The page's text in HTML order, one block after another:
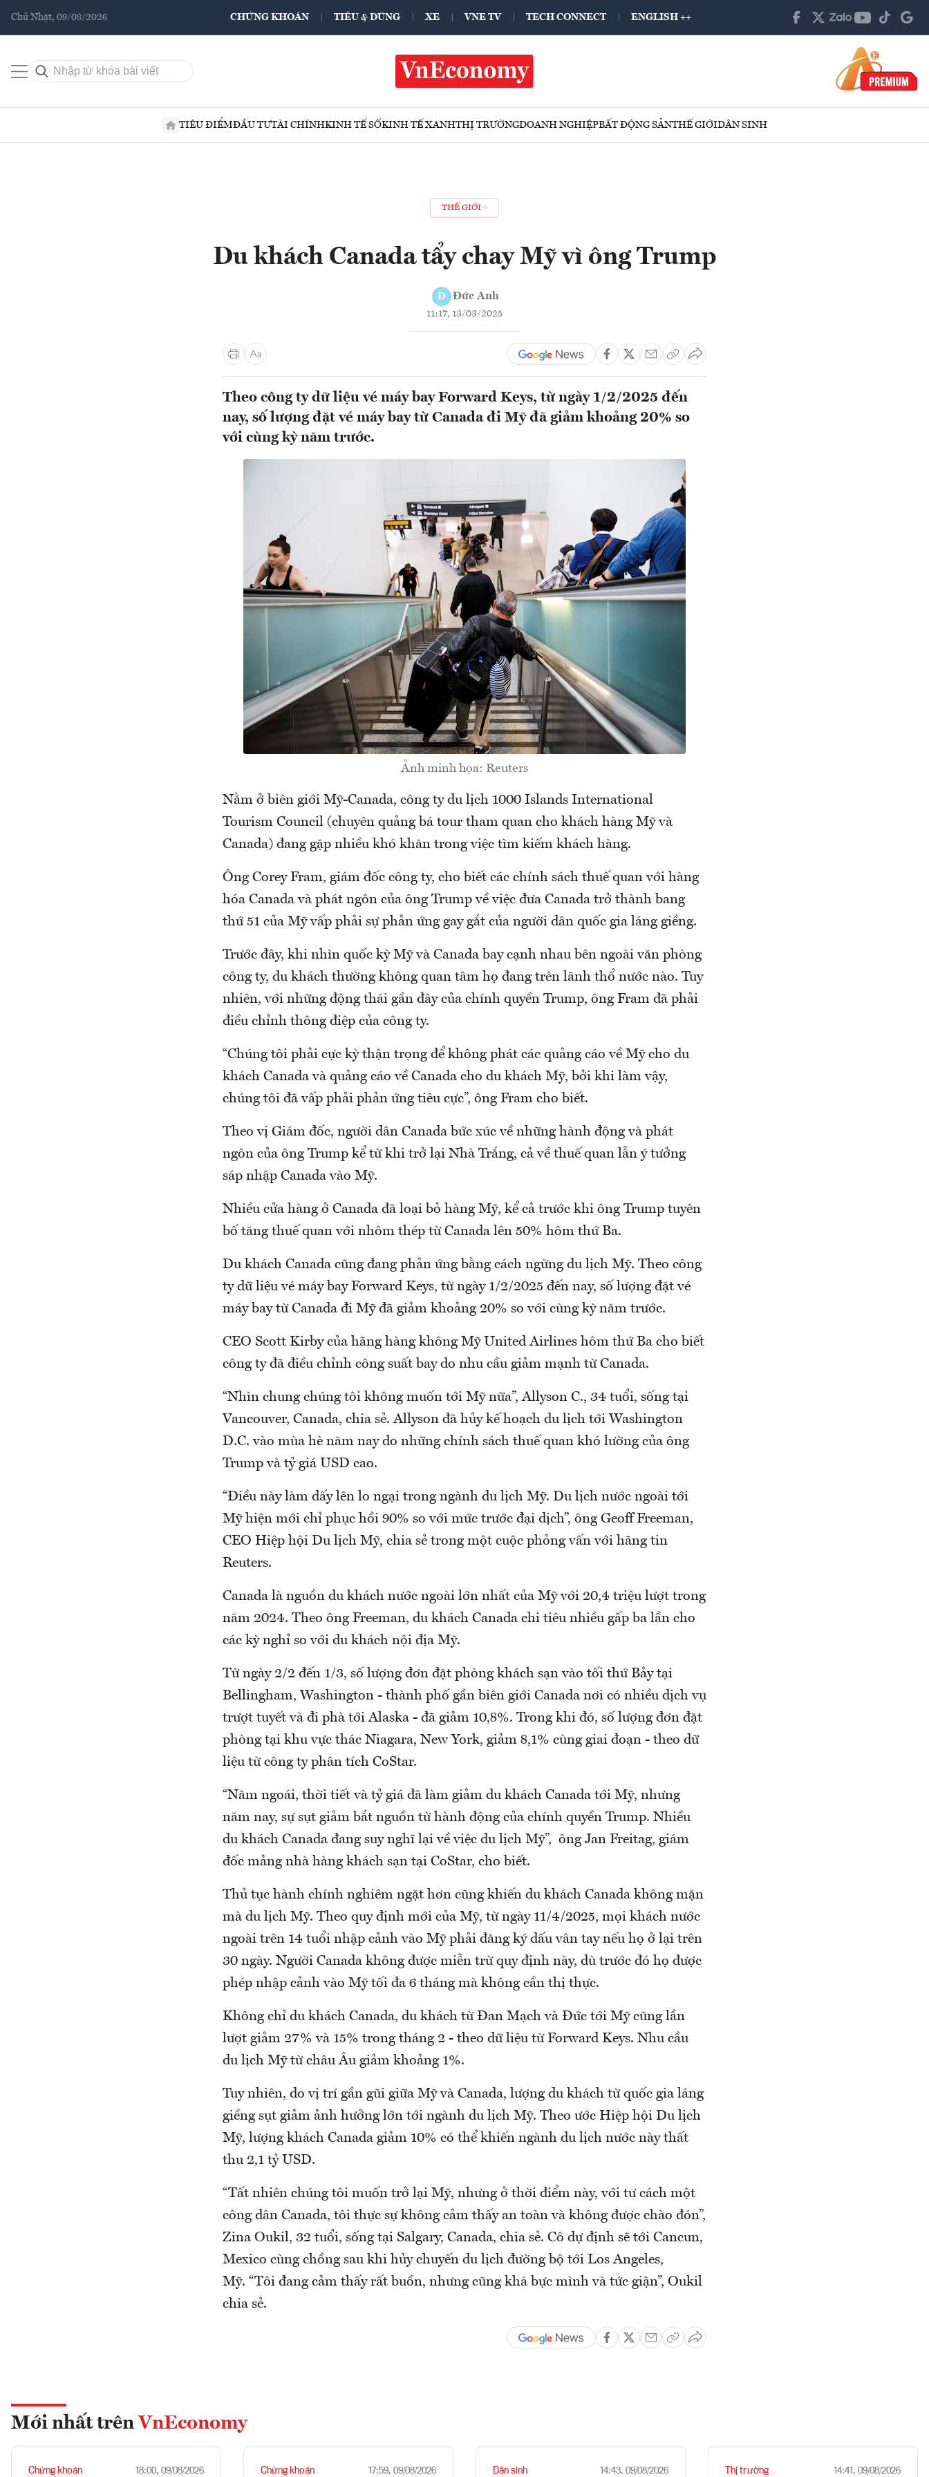
Chủ Nhật, 09/08/2026 CHỨNG KHOÁN TIÊU & DÙNG XE VNE TV TECH CONNECT ENGLISH ++
TIÊU ĐIỂMĐẦU TƯTÀI CHÍNHKINH TẾ SỐKINH TẾ XANHTHỊ TRƯỜNGDOANH NGHIỆPBẤT ĐỘNG SẢNTHẾ GIỚIDÂN SINH
THẾ GIỚI
Du khách Canada tẩy chay Mỹ vì ông Trump
Đ Đức Anh
11:17, 13/03/2025
Theo công ty dữ liệu vé máy bay Forward Keys, từ ngày 1/2/2025 đến
nay, số lượng đặt vé máy bay từ Canada đi Mỹ đã giảm khoảng 20% so
với cùng kỳ năm trước.
Ảnh minh họa: Reuters
Nằm ở biên giới Mỹ-Canada, công ty du lịch 1000 Islands International
Tourism Council (chuyên quảng bá tour tham quan cho khách hàng Mỹ và
Canada) đang gặp nhiều khó khăn trong việc tìm kiếm khách hàng.
Ông Corey Fram, giám đốc công ty, cho biết các chính sách thuế quan với hàng
hóa Canada và phát ngôn của ông Trump về việc đưa Canada trở thành bang
thứ 51 của Mỹ vấp phải sự phản ứng gay gắt của người dân quốc gia láng giềng.
Trước đây, khi nhìn quốc kỳ Mỹ và Canada bay cạnh nhau bên ngoài văn phòng
công ty, du khách thường không quan tâm họ đang trên lãnh thổ nước nào. Tuy
nhiên, với những động thái gần đây của chính quyền Trump, ông Fram đã phải
điều chỉnh thông điệp của công ty.
“Chúng tôi phải cực kỳ thận trọng để không phát các quảng cáo về Mỹ cho du
khách Canada và quảng cáo về Canada cho du khách Mỹ, bởi khi làm vậy,
chúng tôi đã vấp phải phản ứng tiêu cực”, ông Fram cho biết.
Theo vị Giám đốc, người dân Canada bức xúc về những hành động và phát
ngôn của ông Trump kể từ khi trở lại Nhà Trắng, cả về thuế quan lẫn ý tưởng
sáp nhập Canada vào Mỹ.
Nhiều cửa hàng ở Canada đã loại bỏ hàng Mỹ, kể cả trước khi ông Trump tuyên
bố tăng thuế quan với nhôm thép từ Canada lên 50% hôm thứ Ba.
Du khách Canada cũng đang phản ứng bằng cách ngừng du lịch Mỹ. Theo công
ty dữ liệu vé máy bay Forward Keys, từ ngày 1/2/2025 đến nay, số lượng đặt vé
máy bay từ Canada đi Mỹ đã giảm khoảng 20% so với cùng kỳ năm trước.
CEO Scott Kirby của hãng hàng không Mỹ United Airlines hôm thứ Ba cho biết
công ty đã điều chỉnh công suất bay do nhu cầu giảm mạnh từ Canada.
“Nhìn chung chúng tôi không muốn tới Mỹ nữa”, Allyson C., 34 tuổi, sống tại
Vancouver, Canada, chia sẻ. Allyson đã hủy kế hoạch du lịch tới Washington
D.C. vào mùa hè năm nay do những chính sách thuế quan khó lường của ông
Trump và tỷ giá USD cao.
“Điều này làm dấy lên lo ngại trong ngành du lịch Mỹ. Du lịch nước ngoài tới
Mỹ hiện mới chỉ phục hồi 90% so với mức trước đại dịch”, ông Geoff Freeman,
CEO Hiệp hội Du lịch Mỹ, chia sẻ trong một cuộc phỏng vấn với hãng tin
Reuters.
Canada là nguồn du khách nước ngoài lớn nhất của Mỹ với 20,4 triệu lượt trong
năm 2024. Theo ông Freeman, du khách Canada chi tiêu nhiều gấp ba lần cho
các kỳ nghỉ so với du khách nội địa Mỹ.
Từ ngày 2/2 đến 1/3, số lượng đơn đặt phòng khách sạn vào tối thứ Bảy tại
Bellingham, Washington - thành phố gần biên giới Canada nơi có nhiều dịch vụ
trượt tuyết và đi phà tới Alaska - đã giảm 10,8%. Trong khi đó, số lượng đơn đặt
phòng tại khu vực thác Niagara, New York, giảm 8,1% cùng giai đoạn - theo dữ
liệu từ công ty phân tích CoStar.
“Năm ngoái, thời tiết và tỷ giá đã làm giảm du khách Canada tới Mỹ, nhưng
năm nay, sự sụt giảm bắt nguồn từ hành động của chính quyền Trump. Nhiều
du khách Canada đang suy nghĩ lại về việc du lịch Mỹ”, ông Jan Freitag, giám
đốc mảng nhà hàng khách sạn tại CoStar, cho biết.
Thủ tục hành chính nghiêm ngặt hơn cũng khiến du khách Canada không mặn
mà du lịch Mỹ. Theo quy định mới của Mỹ, từ ngày 11/4/2025, mọi khách nước
ngoài trên 14 tuổi nhập cảnh vào Mỹ phải đăng ký dấu vân tay nếu họ ở lại trên
30 ngày. Người Canada không được miễn trừ quy định này, dù trước đó họ được
phép nhập cảnh vào Mỹ tối đa 6 tháng mà không cần thị thực.
Không chỉ du khách Canada, du khách từ Đan Mạch và Đức tới Mỹ cũng lần
lượt giảm 27% và 15% trong tháng 2 - theo dữ liệu từ Forward Keys. Nhu cầu
du lịch Mỹ từ châu Âu giảm khoảng 1%.
Tuy nhiên, do vị trí gần gũi giữa Mỹ và Canada, lượng du khách từ quốc gia láng
giềng sụt giảm ảnh hưởng lớn tới ngành du lịch Mỹ. Theo ước Hiệp hội Du lịch
Mỹ, lượng khách Canada giảm 10% có thể khiến ngành du lịch nước này thất
thu 2,1 tỷ USD.
“Tất nhiên chúng tôi muốn trở lại Mỹ, nhưng ở thời điểm này, với tư cách một
công dân Canada, tôi thực sự không cảm thấy an toàn và không được chào đón”,
Zina Oukil, 32 tuổi, sống tại Salgary, Canada, chia sẻ. Cô dự định sẽ tới Cancun,
Mexico cùng chồng sau khi hủy chuyến du lịch đường bộ tới Los Angeles,
Mỹ. “Tôi đang cảm thấy rất buồn, nhưng cũng khá bực mình và tức giận”, Oukil
chia sẻ.
Mới nhất trên VnEconomy
Chứng khoán 18:00, 09/08/2026 Chứng khoán 17:59, 09/08/2026 Dân sinh 14:43, 09/08/2026 Thị trường 14:41, 09/08/2026